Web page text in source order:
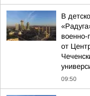
В
военно-
от
09:50